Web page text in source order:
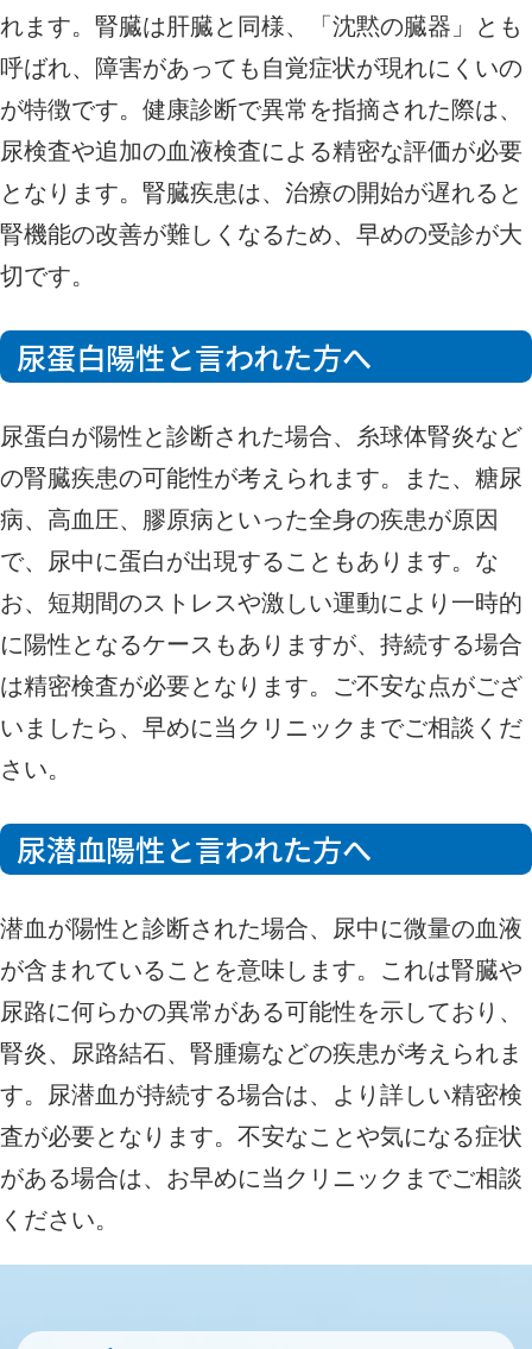
れます。腎臓は肝臓と同様、「沈黙の臓器」とも
呼ばれ、障害があっても自覚症状が現れにくいの
が特徴です。健康診断で異常を指摘された際は、
尿検査や追加の血液検査による精密な評価が必要
となります。腎臓疾患は、治療の開始が遅れると
腎機能の改善が難しくなるため、早めの受診が大
切です。
尿蛋白陽性と言われた方へ
尿蛋白が陽性と診断された場合、糸球体腎炎など
の腎臓疾患の可能性が考えられます。また、糖尿
病、高血圧、膠原病といった全身の疾患が原因
で、尿中に蛋白が出現することもあります。な
お、短期間のストレスや激しい運動により一時的
に陽性となるケースもありますが、持続する場合
は精密検査が必要となります。ご不安な点がござ
いましたら、早めに当クリニックまでご相談くだ
さい。
尿潜血陽性と言われた方へ
潜血が陽性と診断された場合、尿中に微量の血液
が含まれていることを意味します。これは腎臓や
尿路に何らかの異常がある可能性を示しており、
腎炎、尿路結石、腎腫瘍などの疾患が考えられま
す。尿潜血が持続する場合は、より詳しい精密検
査が必要となります。不安なことや気になる症状
がある場合は、お早めに当クリニックまでご相談
ください。